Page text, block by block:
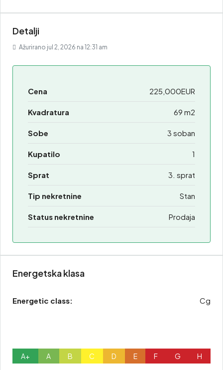
Detalji
Ažurirano jul 2, 2026 na 12:31 am
Cena 225,000EUR
Kvadratura 69 m2
Sobe 3 soban
Kupatilo 1
Sprat 3. sprat
Tip nekretnine Stan
Status nekretnine Prodaja
Energetska klasa
Energetic class: Cg
A+ A B C D E F G H